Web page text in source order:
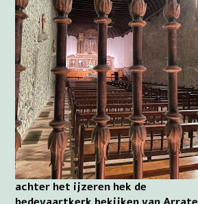
achter het ijzeren hek de